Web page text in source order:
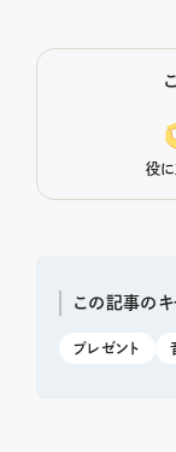
役に
この記事のキ
プレゼント